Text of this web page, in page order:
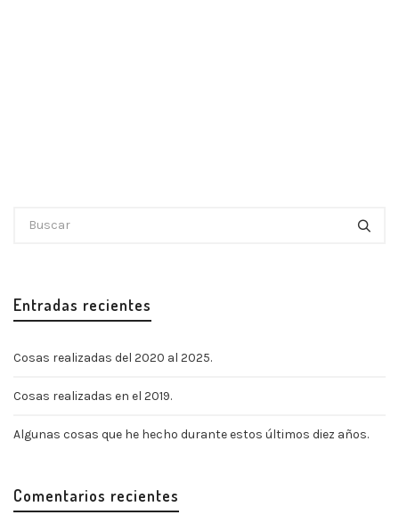
Entradas recientes
Cosas realizadas del 2020 al 2025.
Cosas realizadas en el 2019.
Algunas cosas que he hecho durante estos últimos diez años.
Comentarios recientes